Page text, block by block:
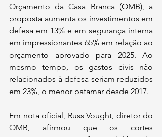
Orçamento da Casa Branca (OMB), a
proposta aumenta os investimentos em
defesa em 13% e em segurança interna
em impressionantes 65% em relação ao
orçamento aprovado para 2025. Ao
mesmo tempo, os gastos civis não
relacionados à defesa seriam reduzidos
em 23%, o menor patamar desde 2017.
Em nota oficial, Russ Vought, diretor do
OMB, afirmou que os cortes